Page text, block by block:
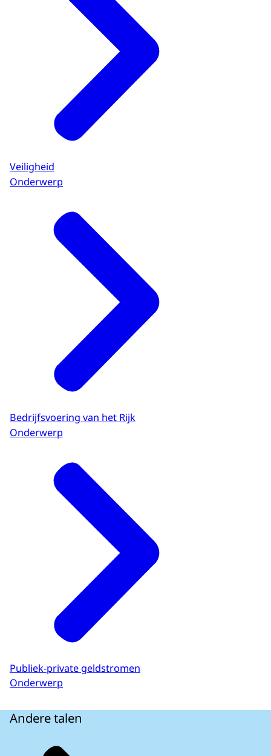
Veiligheid
Onderwerp
Bedrijfsvoering van het Rijk
Onderwerp
Publiek-private geldstromen
Onderwerp
Andere talen